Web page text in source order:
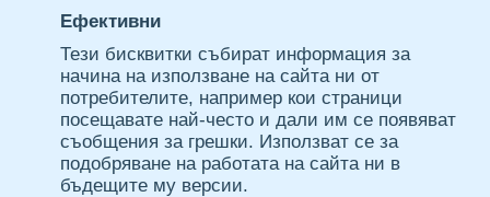
Ефективни
Тези бисквитки събират информация за
начина на използване на сайта ни от
потребителите, например кои страници
посещавате най-често и дали им се появяват
съобщения за грешки. Използват се за
подобряване на работата на сайта ни в
бъдещите му версии.